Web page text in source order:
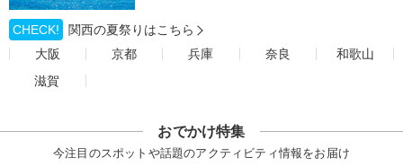
CHECK!
関西の夏祭りはこちら
大阪
京都 兵庫 奈良
和歌山
滋賀
おでかけ特集
今注目のスポットや話題のアクティビティ情報をお届け